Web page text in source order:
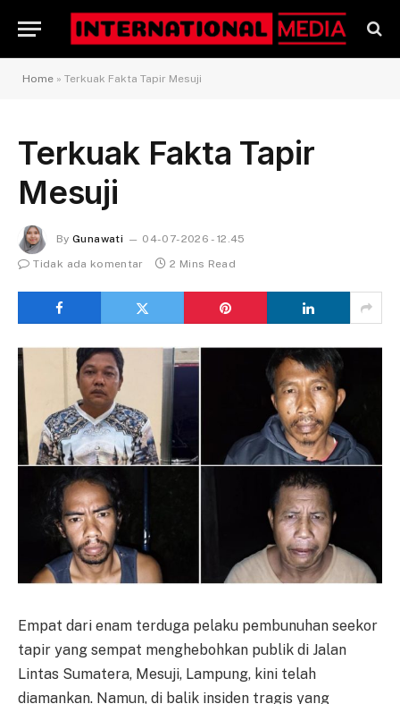
Home » Terkuak Fakta Tapir Mesuji
Terkuak Fakta Tapir
Mesuji
By Gunawati
04-07-2026 - 12.45
Tidak ada komentar
2 Mins Read
Empat dari enam terduga pelaku pembunuhan seekor
tapir yang sempat menghebohkan publik di Jalan
Lintas Sumatera, Mesuji, Lampung, kini telah
diamankan. Namun, di balik insiden tragis yang